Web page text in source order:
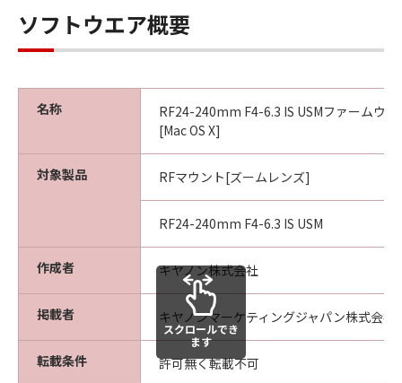
お客様に譲渡するものではなく、また、キ
ヤノンがかかる権利を保持するものである
お客様は、該当国のすべての適用可能な輸
出管理法規や規則に従うものとし、また、
かかる法規や規則に違反して「許諾ソフト
ウェア」をいかなる国へ直接もしくは間接
に輸出もしくは再輸出しないことに同意す
るものとします。
サポートおよびアップデート
キヤノン、キヤノンの子会社、それらの販
売代理店および販売店は、「許諾ソフトウ
ェア」のメンテナンスおよびお客様による
「許諾ソフトウェア」の使用を支援するこ
ソフトウエア概要
名称
RF24-240mm F4-6.3 IS USMファームウ
[Mac OS X]
対象製品 RFマウント[ズームレンズ]
RF24-240mm F4-6.3 IS USM
作成者 キヤノン株式会社
掲載者 キヤノンマーケティングジャパン株式会社
転載条件 許可無く転載不可
スクロールでき
ます